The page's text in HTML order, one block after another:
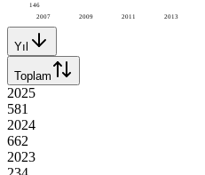
2007 2009 2011 2013
146
Yıl
Toplam
2025
581
2024
662
2023